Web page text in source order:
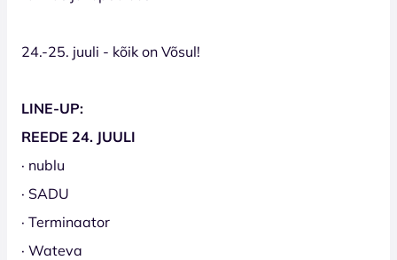
24.-25. juuli - kõik on Võsul!
LINE-UP:
REEDE 24. JUULI
· nublu
· SADU
· Terminaator
· Wateva